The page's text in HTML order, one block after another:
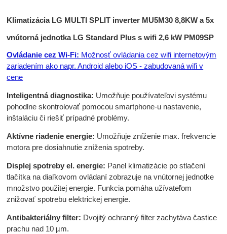
Klimatizácia LG MULTI SPLIT inverter MU5M30 8,8KW a 5x
vnútorná jednotka LG Standard Plus s wifi 2,6 kW PM09SP
Ovládanie cez Wi-Fi: Možnosť ovládania cez wifi internetovým
zariadením ako napr. Android alebo iOS - zabudovaná wifi v
cene
Inteligentná diagnostika: Umožňuje používateľovi systému
pohodlne skontrolovať pomocou smartphone-u nastavenie,
inštaláciu či riešiť prípadné problémy.
Aktívne riadenie energie: Umožňuje zníženie max. frekvencie
motora pre dosiahnutie zníženia spotreby.
Displej spotreby el. energie: Panel klimatizácie po stlačení
tlačítka na diaľkovom ovládaní zobrazuje na vnútornej jednotke
množstvo použitej energie. Funkcia pomáha užívateľom
znižovať spotrebu elektrickej energie.
Antibakteriálny filter: Dvojitý ochranný filter zachytáva častice
prachu nad 10 µm.